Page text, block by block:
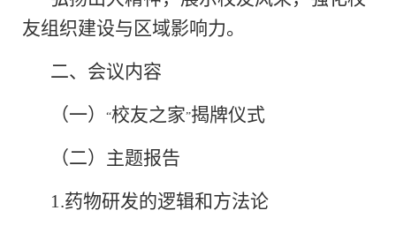
友组织建设与区域影响力。
二、会议内容
（一） “校友之家”揭牌仪式
（二）主题报告
1.药物研发的逻辑和方法论